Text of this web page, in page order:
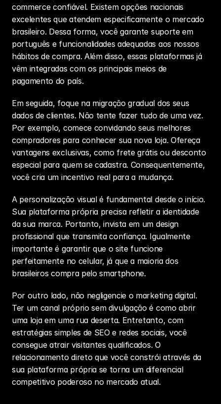
commerce confiável. Existem opções nacionais
excelentes que atendem especificamente o mercado
brasileiro. Dessa forma, você garante suporte em
português e funcionalidades adequadas aos nossos
hábitos de compra. Além disso, essas plataformas já
vêm integradas com os principais meios de
pagamento do país.
Em seguida, foque na migração gradual dos seus
dados de clientes. Não tente fazer tudo de uma vez.
Por exemplo, comece convidando seus melhores
compradores para conhecer sua nova loja. Ofereça
vantagens exclusivas, como frete grátis ou desconto
especial para quem se cadastra. Consequentemente,
você cria um incentivo real para a mudança.
A personalização visual é fundamental desde o início.
Sua plataforma própria precisa refletir a identidade
da sua marca. Portanto, invista em um design
profissional que transmita confiança. Igualmente
importante é garantir que o site funcione
perfeitamente no celular, já que a maioria dos
brasileiros compra pelo smartphone.
Por outro lado, não negligencie o marketing digital.
Ter um canal próprio sem divulgação é como abrir
uma loja em uma rua deserta. Entretanto, com
estratégias simples de SEO e redes sociais, você
consegue atrair visitantes qualificados. O
relacionamento direto que você constrói através da
sua plataforma própria se torna um diferencial
competitivo poderoso no mercado atual.